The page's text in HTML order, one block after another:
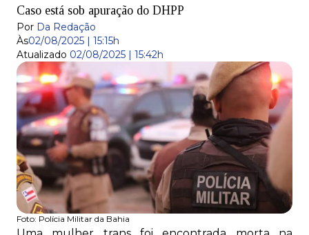
Caso está sob apuração do DHPP
Por Da Redação
Às02/08/2025 | 15:15h
Atualizado 02/08/2025 | 15:42h
Foto: Polícia Militar da Bahia